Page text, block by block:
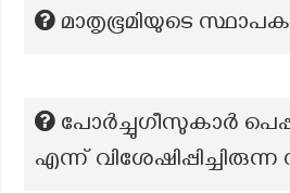
മാതൃഭൂമിയുടെ സ്ഥാപക
പോർച്ചുഗീസുകാർ
എന്ന്